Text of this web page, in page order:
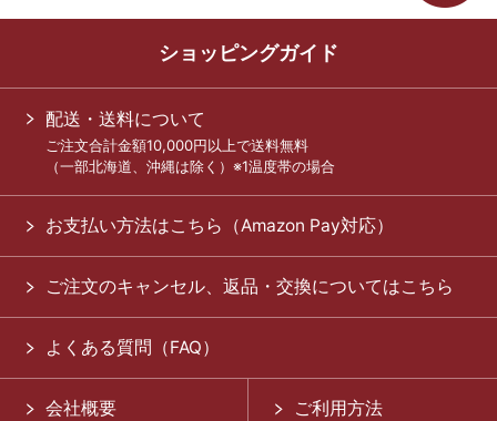
ショッピングガイド
配送・送料について
ご注文合計金額10,000円以上で送料無料
（一部北海道、沖縄は除く）※1温度帯の場合
お支払い方法はこちら（Amazon Pay対応）
ご注文のキャンセル、返品・交換についてはこちら
よくある質問（FAQ）
会社概要 ご利用方法